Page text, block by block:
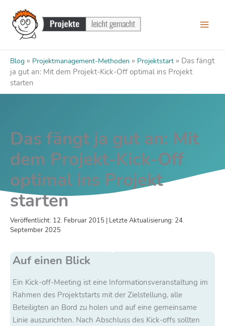
Inhalt
springen
Blog » Projektmanagement-Methoden » Projektstart » Das fängt
ja gut an: Mit dem Projekt-Kick-Off optimal ins Projekt
starten
Das fängt ja gut an: Mit
dem Projekt-Kick-Off
optimal ins Projekt
starten
Veröffentlicht: 12. Februar 2015 | Letzte Aktualisierung: 24.
September 2025
Auf einen Blick
Ein Kick-off-Meeting ist eine Informationsveranstaltung im
Rahmen des Projektstarts mit der Zielstellung, alle
Beteiligten an Bord zu holen und auf eine gemeinsame
Linie auszurichten. Nach Abschluss des Kick-offs sollten